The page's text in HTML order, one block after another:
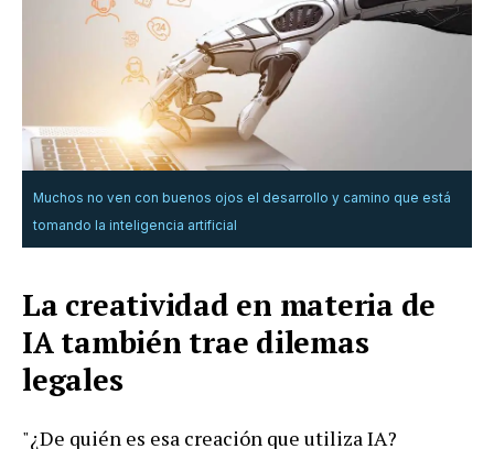
Muchos no ven con buenos ojos el desarrollo y camino que está
tomando la inteligencia artificial
La creatividad en materia de
IA también trae dilemas
legales
"¿De quién es esa creación que utiliza IA?